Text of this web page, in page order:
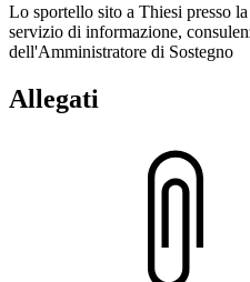
Lo sportello sito a Thiesi presso
servizio di informazione,
dell'Amministratore di Sostegno
Allegati